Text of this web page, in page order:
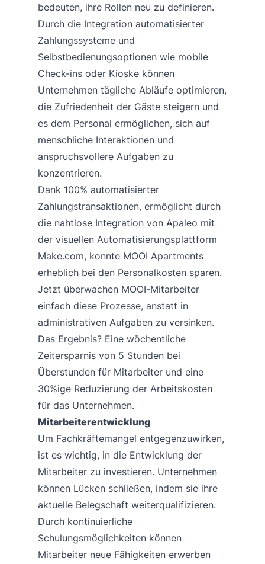
bedeuten, ihre Rollen neu zu definieren.
Durch die Integration automatisierter
Zahlungssysteme und
Selbstbedienungsoptionen wie mobile
Check-ins oder Kioske können
Unternehmen tägliche Abläufe optimieren,
die Zufriedenheit der Gäste steigern und
es dem Personal ermöglichen, sich auf
menschliche Interaktionen und
anspruchsvollere Aufgaben zu
konzentrieren.
Dank 100% automatisierter
Zahlungstransaktionen, ermöglicht durch
die nahtlose Integration von Apaleo mit
der visuellen Automatisierungsplattform
Make.com, konnte MOOI Apartments
erheblich bei den Personalkosten sparen.
Jetzt überwachen MOOI-Mitarbeiter
einfach diese Prozesse, anstatt in
administrativen Aufgaben zu versinken.
Das Ergebnis? Eine wöchentliche
Zeitersparnis von 5 Stunden bei
Überstunden für Mitarbeiter und eine
30%ige Reduzierung der Arbeitskosten
für das Unternehmen.
Mitarbeiterentwicklung
Um Fachkräftemangel entgegenzuwirken,
ist es wichtig, in die Entwicklung der
Mitarbeiter zu investieren. Unternehmen
können Lücken schließen, indem sie ihre
aktuelle Belegschaft weiterqualifizieren.
Durch kontinuierliche
Schulungsmöglichkeiten können
Mitarbeiter neue Fähigkeiten erwerben